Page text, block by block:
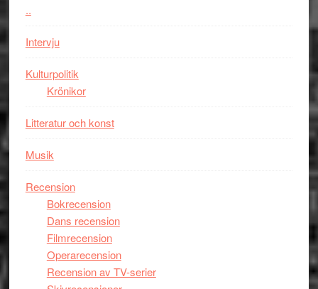
..
Intervju
Kulturpolitik
Krönikor
Litteratur och konst
Musik
Recension
Bokrecension
Dans recension
Filmrecension
Operarecension
Recension av TV-serier